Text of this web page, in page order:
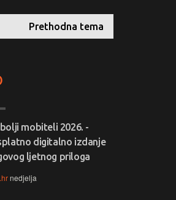
Prethodna tema
mobiteli 2026. -
digitalno izdanje
ljetnog priloga
nedjelja